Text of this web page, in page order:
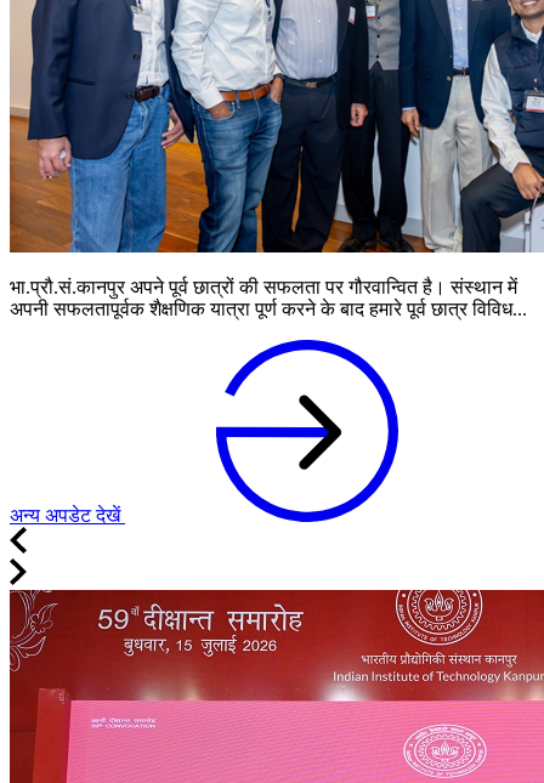
भा.प्रौ.सं.कानपुर अपने पूर्व छात्रों की सफलता पर गौरवान्वित है। संस्थान में
अपनी सफलतापूर्वक शैक्षणिक यात्रा पूर्ण करने के बाद हमारे पूर्व छात्र विविध...
अन्य अपडेट देखें